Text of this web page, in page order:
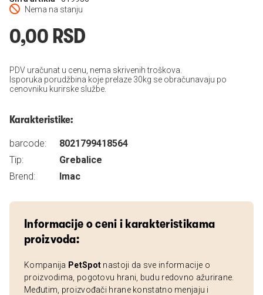
Nema na stanju
0,00 RSD
PDV uračunat u cenu, nema skrivenih troškova.
Isporuka porudžbina koje prelaze 30kg se obračunavaju po
cenovniku kurirske službe.
Karakteristike:
barcode:
8021799418564
Tip:
Grebalice
Brend:
Imac
Informacije o ceni i karakteristikama
proizvoda:
Kompanija PetSpot nastoji da sve informacije o
proizvodima, pogotovu hrani, budu redovno ažurirane.
Međutim, proizvođači hrane konstatno menjaju i